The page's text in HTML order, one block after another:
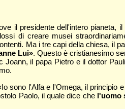
il presidente dell'intero pianeta,
di creare musei
Ma i tre capi della chiesa, il
Lui». Questo è cristianesimo
il papa Pietro e il dottor
sono l'Alfa e l'Omega, il principio
Paolo, il quale dice che l'uomo